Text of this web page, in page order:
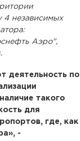
4 независимых
Аэро",
деятельность по
такого
для
где, как
-